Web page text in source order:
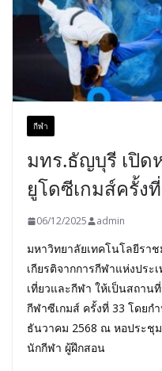
กีฬา
มทร.ธัญบุรี เปิด
ยูโดซีเกมส์ครั้งที่
06/12/2025 admin
มหาวิทยาลัยเทคโนโลยีรา
เกียรติจากการกีฬาแห่งประ
เที่ยวและกีฬา ให้เป็นสถา
กีฬาซีเกมส์ ครั้งที่ 33 โดยก
ธันวาคม 2568 ณ หอประชุ
นักกีฬา ผู้ฝึกสอน